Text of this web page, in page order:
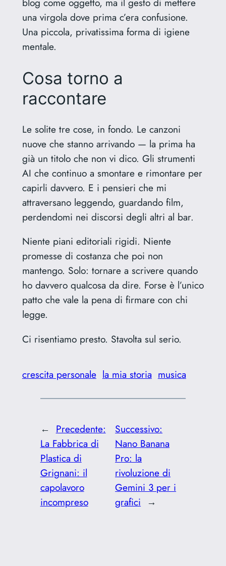
una virgola dove prima c’era confusione.
Una piccola, privatissima forma di igiene
mentale.
Cosa torno a
raccontare
Le solite tre cose, in fondo. Le canzoni
nuove che stanno arrivando — la prima ha
già un titolo che non vi dico. Gli strumenti
AI che continuo a smontare e rimontare per
capirli davvero. E i pensieri che mi
attraversano leggendo, guardando film,
perdendomi nei discorsi degli altri al bar.
Niente piani editoriali rigidi. Niente
promesse di costanza che poi non
mantengo. Solo: tornare a scrivere quando
ho davvero qualcosa da dire. Forse è l’unico
patto che vale la pena di firmare con chi
legge.
Ci risentiamo presto. Stavolta sul serio.
crescita personale la mia storia musica
← Precedente:
La Fabbrica di
Plastica di
Grignani: il
capolavoro
incompreso
Successivo:
Nano Banana
Pro: la
rivoluzione di
Gemini 3 per i
grafici →